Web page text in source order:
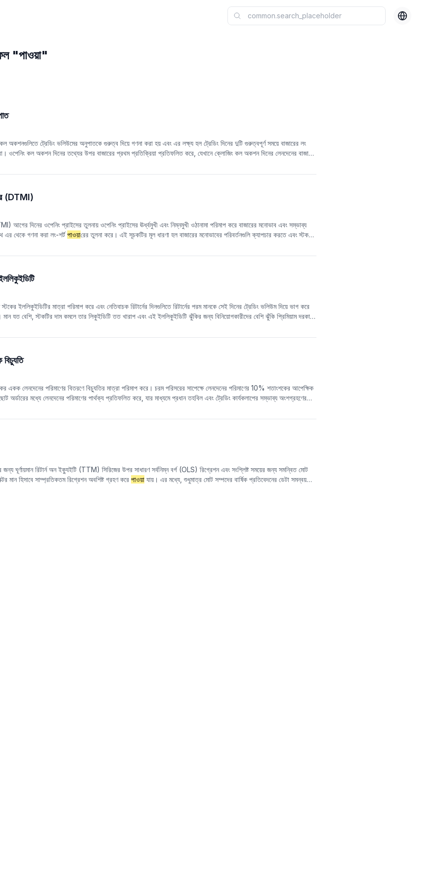
"পাওয়া"
অকশনগুলিতে ট্রেডিং ভলিউমের অনুপাতকে গুরুত্ব দিয়ে গণনা করা হয় এবং এর লক্ষ্য হল ট্রেডিং দিনের দুটি গুরুত্বপূর্ণ সময়ে বাজারের লং
ওপেনিং কল অকশন দিনের তথ্যের উপর বাজারের প্রথম প্রতিক্রিয়া প্রতিফলিত করে, যেখানে ক্লোজিং কল অকশন দিনের লেনদেনের বাজারের
করে।
(DTMI)
আগের দিনের ওপেনিং প্রাইসের তুলনায় ওপেনিং প্রাইসের ঊর্ধ্বমুখী এবং নিম্নমুখী ওঠানামা পরিমাপ করে বাজারের মনোভাব এবং সম্ভাব্য
এর থেকে গণনা করা লং-শর্টপাওয়ারের তুলনা করে। এই সূচকটির মূল ধারণা হল বাজারের মনোভাবের পরিবর্তনগুলি ক্যাপচার করতে এবং স্টক
এবং -1 এর যত কাছাকাছি, শর্ট পজিশনের জন্য বাজারের মনোভাব তত শক্তিশালী। সাধারণভাবে বলতে গেলে, -0.5 এর নিচের DTMI
একটি স্পষ্ট ক্রয় এবং বিক্রয় সংকেত তৈরি করা যেতে পারে: যখন DTMI লাইন তার মুভিং এভারেজকে উপরের দিকে ভেদ করে, তখন এটিকে
DTMI লাইন তার মুভিং এভারেজকে নিচের দিকে ভেদ করে, তখন এটিকে বিক্রির সংকেত হিসাবে বিবেচনা করা হয়। এই সূচকটি ট্রেন্ড-ফলোয়িং
লং-শর্ট
স্টকের ইললিকুইডিটির মাত্রা পরিমাপ করে এবং নেতিবাচক রিটার্নের দিনগুলিতে রিটার্নের পরম মানকে সেই দিনের ট্রেডিং ভলিউম দিয়ে ভাগ করে
মান যত বেশি, স্টকটির দাম কমলে তার লিকুইডিটি তত খারাপ এবং এই ইললিকুইডিটি ঝুঁকির জন্য বিনিয়োগকারীদের বেশি ঝুঁকি প্রিমিয়াম দরকার
একক লেনদেনের পরিমাণের বিতরণে বিচ্যুতির মাত্রা পরিমাপ করে। চরম পরিসরের সাপেক্ষে লেনদেনের পরিমাণের 10% শতাংশকের আপেক্ষিক
অর্ডারের মধ্যে লেনদেনের পরিমাণের পার্থক্য প্রতিফলিত করে, যার মাধ্যমে প্রধান তহবিল এবং ট্রেডিং কার্যকলাপের সম্ভাব্য অংশগ্রহণের
জন্য ঘূর্ণায়মান রিটার্ন অন ইক্যুইটি (TTM) সিরিজের উপর সাধারণ সর্বনিম্ন বর্গ (OLS) রিগ্রেশন এবং সংশ্লিষ্ট সময়ের জন্য সমন্বিত মোট
মান হিসাবে সাম্প্রতিকতম রিগ্রেশন অবশিষ্ট গ্রহণ করে পাওয়া যায়। এর মধ্যে, শুধুমাত্র মোট সম্পদের বার্ষিক প্রতিবেদনের ডেটা সমন্বয়